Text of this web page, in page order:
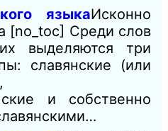
языкаИсконно
[no_toc] Среди слов
выделяются три
славянские (или
и собственно